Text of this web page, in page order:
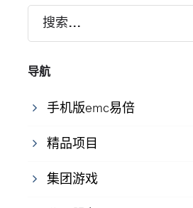
搜索...
导航
手机版emc易倍
精品项目
集团游戏